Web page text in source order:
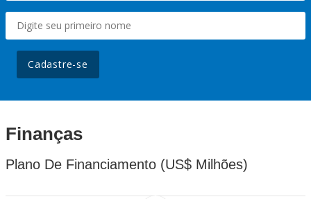
Cadastre-se
Finanças
Plano De Financiamento (US$ Milhões)